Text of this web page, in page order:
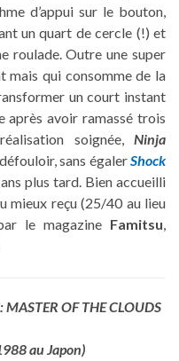
d’appui sur le bouton,
un quart de cercle (!) et
roulade. Outre une super
mais qui consomme de la
un court instant
après avoir ramassé trois
soignée, Ninja
sans égalerShock
plus tard. Bien accueilli
mieux reçu (25/40 au lieu
le magazine Famitsu,
OF THE CLOUDS
au Japon)